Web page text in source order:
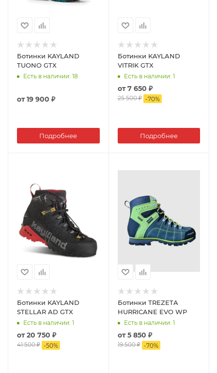
Ботинки KAYLAND
TUONO GTX
Есть в наличии: 18
от19 900 ₽
Подробнее
Ботинки KAYLAND
VITRIK GTX
Есть в наличии: 1
от7 650 ₽
25 500 ₽ -70%
Подробнее
Ботинки KAYLAND
STELLAR AD GTX
Есть в наличии: 1
от20 750 ₽
41 500 ₽ -50%
Ботинки TREZETA
HURRICANE EVO WP
Есть в наличии: 1
от5 850 ₽
19 500 ₽ -70%